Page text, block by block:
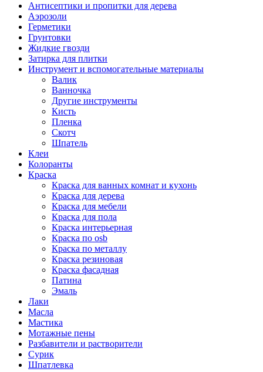
Антисептики и пропитки для дерева
Аэрозоли
Герметики
Грунтовки
Жидкие гвозди
Затирка для плитки
Инструмент и вспомогательные материалы
Валик
Ванночка
Другие инструменты
Кисть
Пленка
Скотч
Шпатель
Клеи
Колоранты
Краска
Краска для ванных комнат и кухонь
Краска для дерева
Краска для мебели
Краска для пола
Краска интерьерная
Краска по osb
Краска по металлу
Краска резиновая
Краска фасадная
Патина
Эмаль
Лаки
Масла
Мастика
Мотажные пены
Разбавители и растворители
Сурик
Шпатлевка